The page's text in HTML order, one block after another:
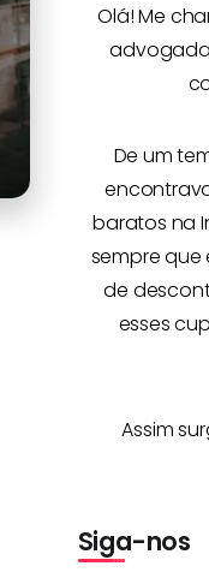
Olá! Me
De um
baratos na
sempre que
de
esses
Assim
Siga-nos